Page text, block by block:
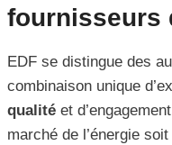
fournisseurs
EDF se distingue des
combinaison unique
qualité et
marché de l’énergie